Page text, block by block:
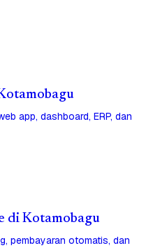
app, dashboard, ERP, dan
di Kotamobagu
pembayaran otomatis, dan